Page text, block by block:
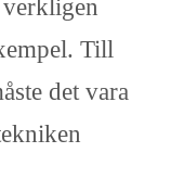
Till
det vara